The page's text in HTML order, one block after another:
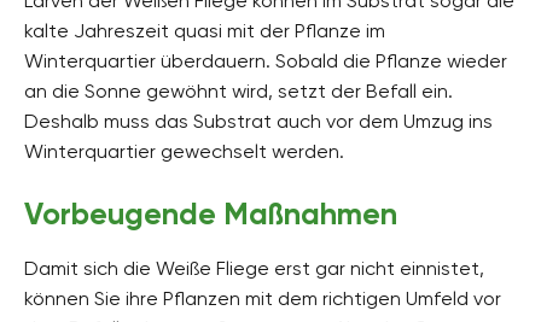
kalte Jahreszeit quasi mit der Pflanze im
Winterquartier überdauern. Sobald die Pflanze wieder
an die Sonne gewöhnt wird, setzt der Befall ein.
Deshalb muss das Substrat auch vor dem Umzug ins
Winterquartier gewechselt werden.
Vorbeugende Maßnahmen
Damit sich die Weiße Fliege erst gar nicht einnistet,
können Sie ihre Pflanzen mit dem richtigen Umfeld vor